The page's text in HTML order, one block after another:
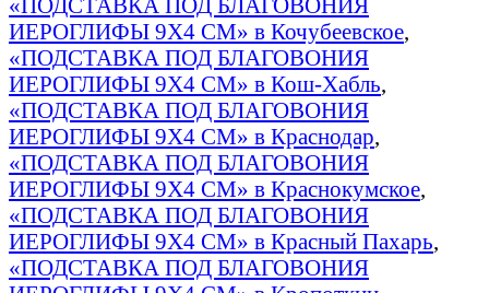
«ПОДСТАВКА ПОД БЛАГОВОНИЯ
ИЕРОГЛИФЫ 9Х4 СМ» в Кочубеевское,
«ПОДСТАВКА ПОД БЛАГОВОНИЯ
ИЕРОГЛИФЫ 9Х4 СМ» в Кош-Хабль,
«ПОДСТАВКА ПОД БЛАГОВОНИЯ
ИЕРОГЛИФЫ 9Х4 СМ» в Краснодар,
«ПОДСТАВКА ПОД БЛАГОВОНИЯ
ИЕРОГЛИФЫ 9Х4 СМ» в Краснокумское,
«ПОДСТАВКА ПОД БЛАГОВОНИЯ
ИЕРОГЛИФЫ 9Х4 СМ» в Красный Пахарь,
«ПОДСТАВКА ПОД БЛАГОВОНИЯ